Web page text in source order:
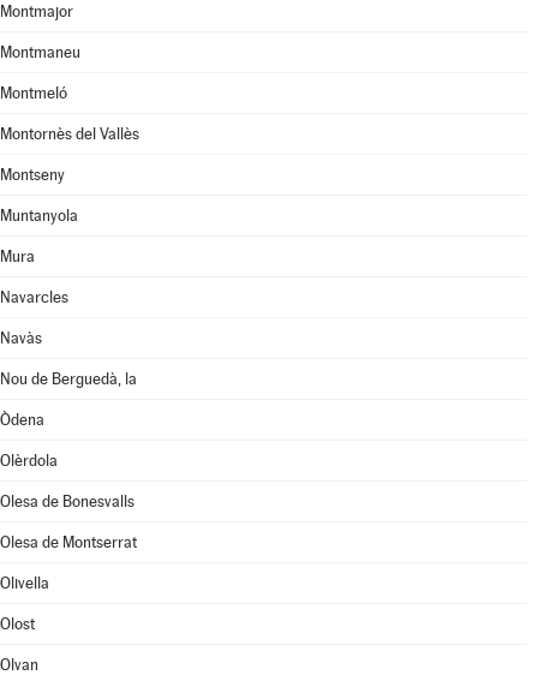
Montmajor
Montmaneu
Montmeló
Montornès del Vallès
Montseny
Muntanyola
Mura
Navarcles
Navàs
Nou de Berguedà, la
Òdena
Olèrdola
Olesa de Bonesvalls
Olesa de Montserrat
Olivella
Olost
Olvan